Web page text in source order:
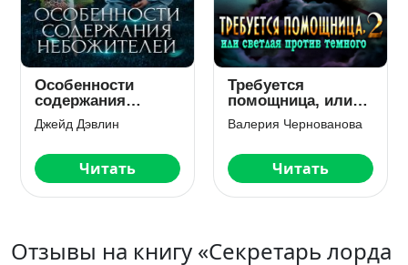
Дэвлин
Читать
Требуется
помощница, или
Светлая против
Темного — 2
Валерия Чернованова
Читать
Отзывы на книгу «Секретарь лорда